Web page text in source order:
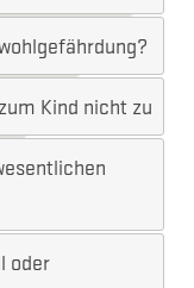
Kind nicht zu
oder